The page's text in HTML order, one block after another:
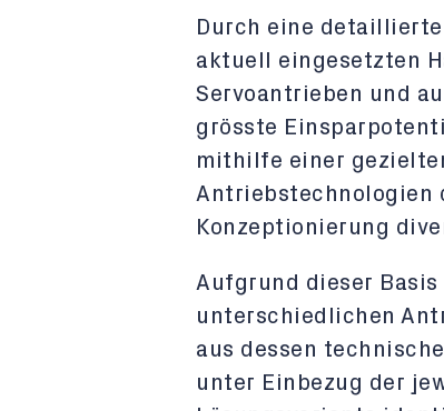
Durch eine
aktuell eingesetzten
Servoantrieben und
grösste
mithilfe einer
Antriebstechnologien
Konzeptionierung
Aufgrund dieser
unterschiedlichen
aus dessen
unter Einbezug der